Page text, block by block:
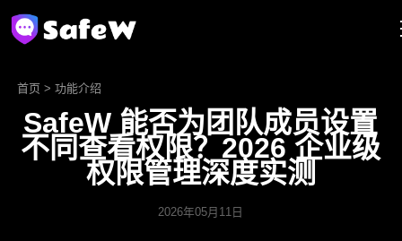
首页 > 功能介绍
SafeW 能否为团队成员设置
不同查看权限？2026 企业级
权限管理深度实测
2026年05月11日